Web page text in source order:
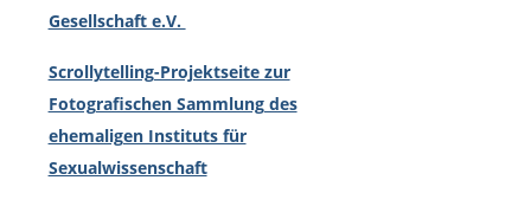
Gesellschaft e.V.
Scrollytelling-Projektseite zur
Fotografischen Sammlung des
ehemaligen Instituts für
Sexualwissenschaft